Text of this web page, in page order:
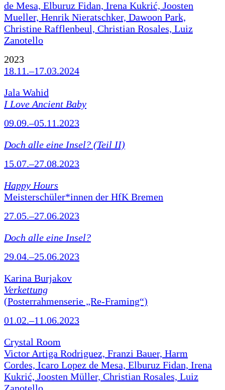
de Mesa, Elburuz Fidan, Irena Kukrić, Joosten
Mueller, Henrik Nieratschker, Dawoon Park,
Christine Rafflenbeul, Christian Rosales, Luiz
Zanotello
2023
18.11.–17.03.2024
Jala Wahid
I Love Ancient Baby
09.09.–05.11.2023
Doch alle eine Insel? (Teil II)
15.07.–27.08.2023
Happy Hours
Meisterschüler*innen der HfK Bremen
27.05.–27.06.2023
Doch alle eine Insel?
29.04.–25.06.2023
Karina Burjakov
Verkettung
(Posterrahmenserie „Re-Framing“)
01.02.–11.06.2023
Crystal Room
Victor Artiga Rodriguez, Franzi Bauer, Harm
Cordes, Icaro Lopez de Mesa, Elburuz Fidan, Irena
Kukrić, Joosten Müller, Christian Rosales, Luiz